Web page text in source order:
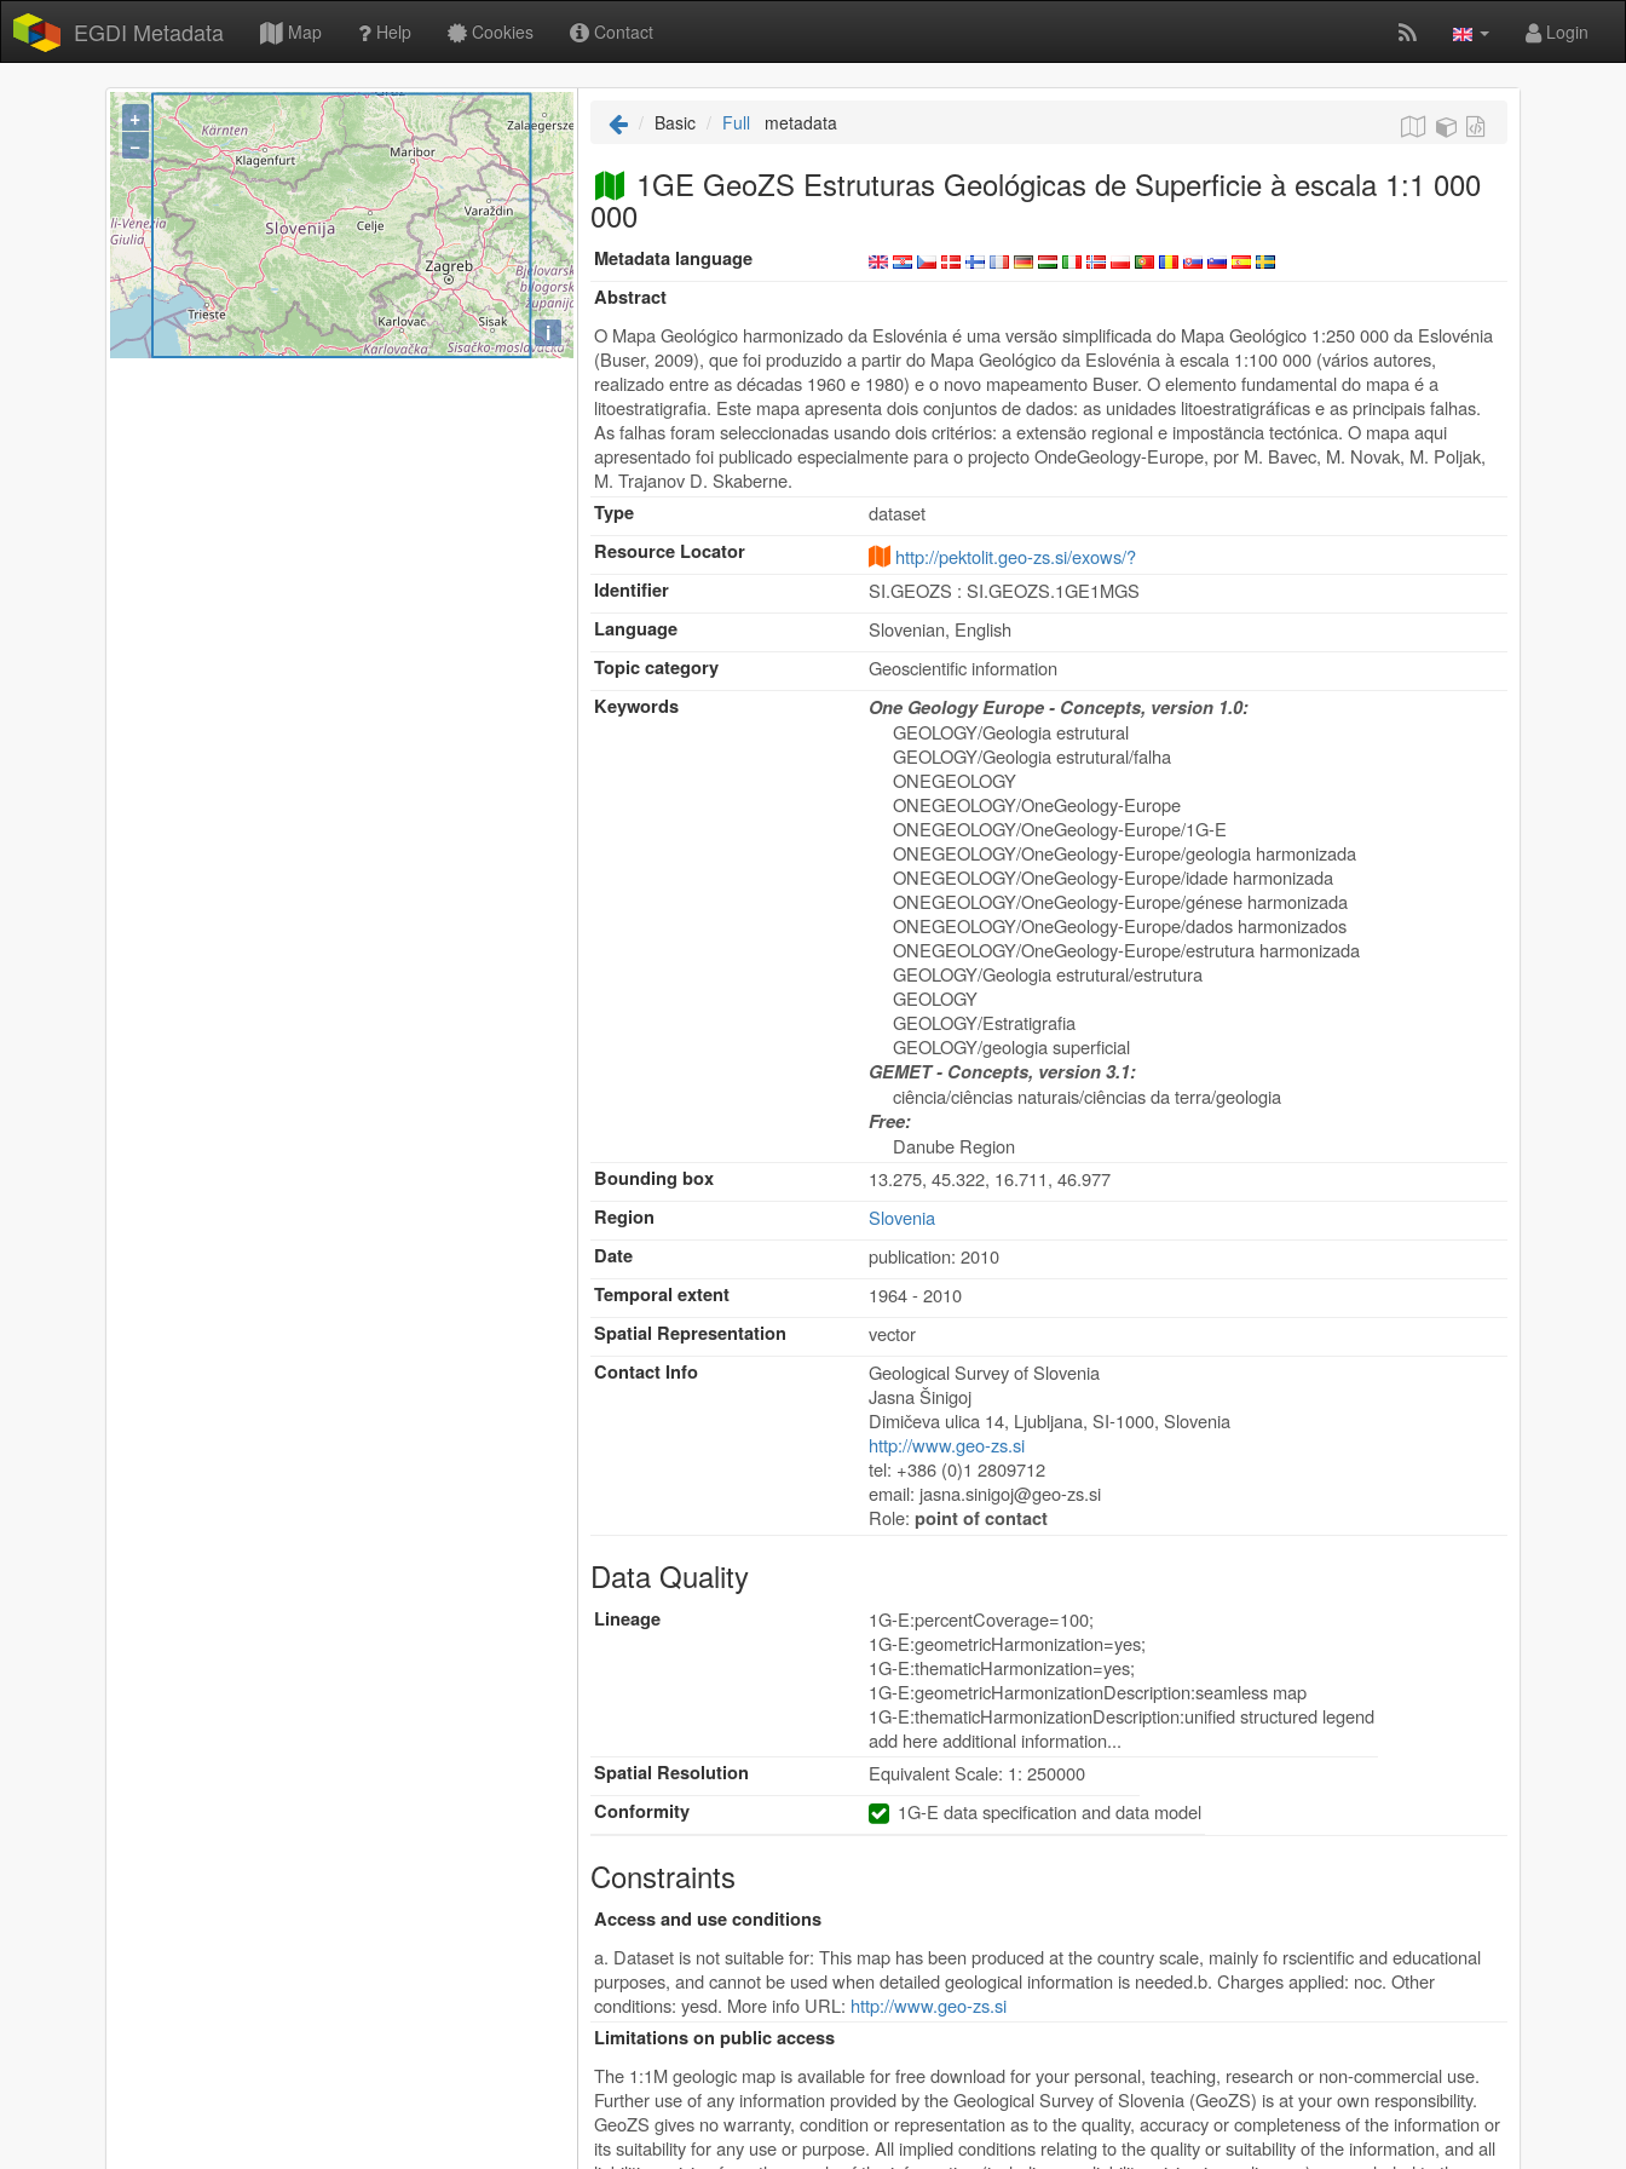
EGDI Metadata Map Help Cookies Contact Login
+
−
i
Basic Full metadata
1GE GeoZS Estruturas Geológicas de Superficie à escala 1:1 000
000
Metadata language
Abstract
O Mapa Geológico harmonizado da Eslovénia é uma versão simplificada do Mapa Geológico 1:250 000 da Eslovénia
(Buser, 2009), que foi produzido a partir do Mapa Geológico da Eslovénia à escala 1:100 000 (vários autores,
realizado entre as décadas 1960 e 1980) e o novo mapeamento Buser. O elemento fundamental do mapa é a
litoestratigrafia. Este mapa apresenta dois conjuntos de dados: as unidades litoestratigráficas e as principais falhas.
As falhas foram seleccionadas usando dois critérios: a extensão regional e impostãncia tectónica. O mapa aqui
apresentado foi publicado especialmente para o projecto OndeGeology-Europe, por M. Bavec, M. Novak, M. Poljak,
M. Trajanov D. Skaberne.
Type
dataset
Resource Locator
http://pektolit.geo-zs.si/exows/?
Identifier
SI.GEOZS : SI.GEOZS.1GE1MGS
Language
Slovenian, English
Topic category
Geoscientific information
Keywords
One Geology Europe - Concepts, version 1.0:
GEOLOGY/Geologia estrutural
GEOLOGY/Geologia estrutural/falha
ONEGEOLOGY
ONEGEOLOGY/OneGeology-Europe
ONEGEOLOGY/OneGeology-Europe/1G-E
ONEGEOLOGY/OneGeology-Europe/geologia harmonizada
ONEGEOLOGY/OneGeology-Europe/idade harmonizada
ONEGEOLOGY/OneGeology-Europe/génese harmonizada
ONEGEOLOGY/OneGeology-Europe/dados harmonizados
ONEGEOLOGY/OneGeology-Europe/estrutura harmonizada
GEOLOGY/Geologia estrutural/estrutura
GEOLOGY
GEOLOGY/Estratigrafia
GEOLOGY/geologia superficial
GEMET - Concepts, version 3.1:
ciência/ciências naturais/ciências da terra/geologia
Free:
Danube Region
Bounding box
13.275, 45.322, 16.711, 46.977
Region
Slovenia
Date
publication: 2010
Temporal extent
1964 - 2010
Spatial Representation
vector
Contact Info
Geological Survey of Slovenia
Jasna Šinigoj
Dimičeva ulica 14, Ljubljana,SI-1000,Slovenia
http://www.geo-zs.si
tel: +386 (0)1 2809712
email: jasna.sinigoj@geo-zs.si
Role:point of contact
Data Quality
Lineage
1G-E:percentCoverage=100;
1G-E:geometricHarmonization=yes;
1G-E:thematicHarmonization=yes;
1G-E:geometricHarmonizationDescription:seamless map
1G-E:thematicHarmonizationDescription:unified structured legend
add here additional information...
Spatial Resolution
Equivalent Scale: 1: 250000
Conformity
1G-E data specification and data model
Constraints
Access and use conditions
a. Dataset is not suitable for: This map has been produced at the country scale, mainly fo rscientific and educational
purposes, and cannot be used when detailed geological information is needed.b. Charges applied: noc. Other
conditions: yesd. More info URL: http://www.geo-zs.si
Limitations on public access
The 1:1M geologic map is available for free download for your personal, teaching, research or non-commercial use.
Further use of any information provided by the Geological Survey of Slovenia (GeoZS) is at your own responsibility.
GeoZS gives no warranty, condition or representation as to the quality, accuracy or completeness of the information or
its suitability for any use or purpose. All implied conditions relating to the quality or suitability of the information, and all